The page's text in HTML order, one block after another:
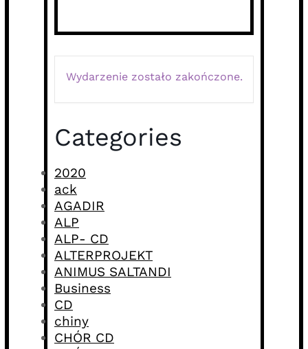
Wydarzenie zostało zakończone.
Categories
2020
ack
AGADIR
ALP
ALP- CD
ALTERPROJEKT
ANIMUS SALTANDI
Business
CD
chiny
CHÓR CD